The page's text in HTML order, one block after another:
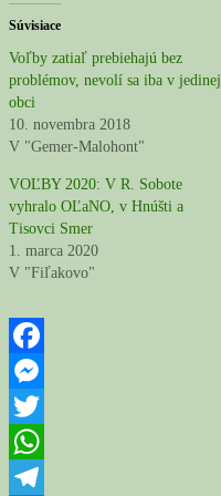
Súvisiace
Voľby zatiaľ prebiehajú bez
problémov, nevolí sa iba v jedinej
obci
10. novembra 2018
V "Gemer-Malohont"
VOĽBY 2020: V R. Sobote
vyhralo OĽaNO, v Hnúšti a
Tisovci Smer
1. marca 2020
V "Fiľakovo"
Facebook
Messenger
Twitter
WhatsApp